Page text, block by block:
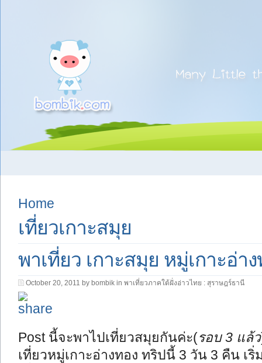
Home
เที่ยวเกาะสมุย
พาเที่ยว เกาะสมุย หมู่เกาะอ่า
October 20, 2011 by bombik in พาเที่ยวภาคใต้ฝั่งอ่าวไทย : สุราษฎร์ธานี
Post นี้จะพาไปเที่ยวสมุยกันค่ะ(รอบ 3 แล้ว
เที่ยวหมู่เกาะอ่างทอง ทริปนี้ 3 วัน 3 คืน เ